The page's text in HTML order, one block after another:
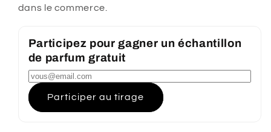
dans le commerce.
Participez pour gagner un échantillon
de parfum gratuit
Participer au tirage